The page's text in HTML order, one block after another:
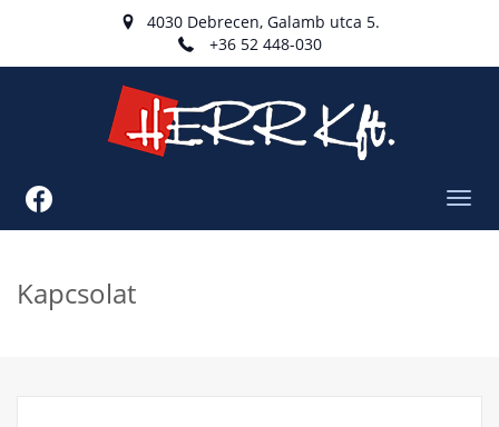
4030 Debrecen, Galamb utca 5.
+36 52 448-030
Kapcsolat